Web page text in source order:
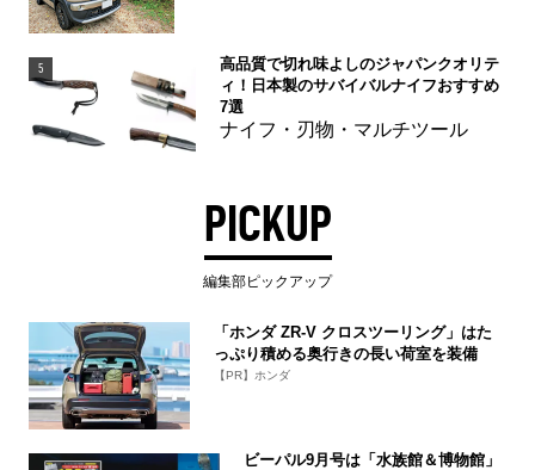
5
高品質で切れ味よしのジャパンクオリテ
ィ！日本製のサバイバルナイフおすすめ
7選
ナイフ・刃物・マルチツール
PICKUP
編集部ピックアップ
「ホンダ ZR-V クロスツーリング」はた
っぷり積める奥行きの長い荷室を装備
【PR】ホンダ
ビーパル9月号は「水族館＆博物館」